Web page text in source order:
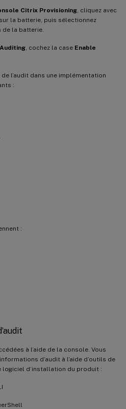
Citrix Provisioning , cliquez avec
la batterie, puis sélectionnez
de la batterie.
Auditing , cochez la case Enable
l’audit dans une implémentation
:
:
à l’aide de la console. Vous
d’audit à l’aide d’outils de
d’installation du produit :